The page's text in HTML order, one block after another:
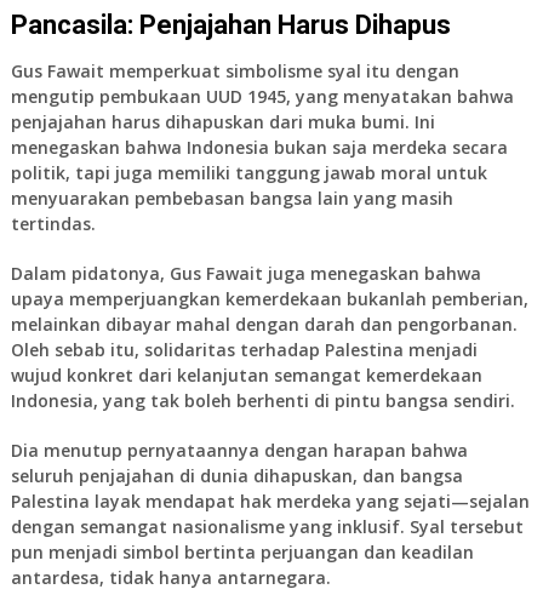
Pancasila: Penjajahan Harus Dihapus
Gus Fawait memperkuat simbolisme syal itu dengan
mengutip pembukaan UUD 1945, yang menyatakan bahwa
penjajahan harus dihapuskan dari muka bumi. Ini
menegaskan bahwa Indonesia bukan saja merdeka secara
politik, tapi juga memiliki tanggung jawab moral untuk
menyuarakan pembebasan bangsa lain yang masih
tertindas.
Dalam pidatonya, Gus Fawait juga menegaskan bahwa
upaya memperjuangkan kemerdekaan bukanlah pemberian,
melainkan dibayar mahal dengan darah dan pengorbanan.
Oleh sebab itu, solidaritas terhadap Palestina menjadi
wujud konkret dari kelanjutan semangat kemerdekaan
Indonesia, yang tak boleh berhenti di pintu bangsa sendiri.
Dia menutup pernyataannya dengan harapan bahwa
seluruh penjajahan di dunia dihapuskan, dan bangsa
Palestina layak mendapat hak merdeka yang sejati—sejalan
dengan semangat nasionalisme yang inklusif. Syal tersebut
pun menjadi simbol bertinta perjuangan dan keadilan
antardesa, tidak hanya antarnegara.